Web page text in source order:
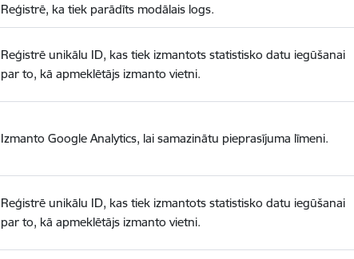
Reģistrē, ka tiek parādīts modālais logs.
Reģistrē unikālu ID, kas tiek izmantots statistisko datu iegūšanai
par to, kā apmeklētājs izmanto vietni.
Izmanto Google Analytics, lai samazinātu pieprasījuma līmeni.
Reģistrē unikālu ID, kas tiek izmantots statistisko datu iegūšanai
par to, kā apmeklētājs izmanto vietni.